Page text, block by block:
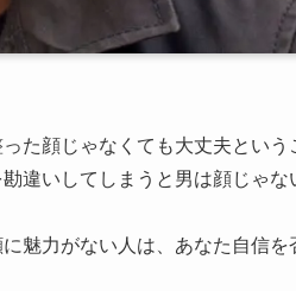
た顔じゃなくても大丈夫という
違いしてしまうと男は顔じゃな
魅力がない人は、あなた自信を